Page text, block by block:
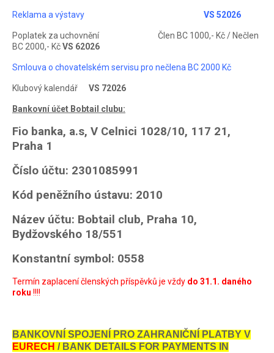
Reklama a výstavy VS 52026
Poplatek za uchovnění Člen BC 1000,- Kč / Nečlen
BC 2000,- KčVS 62026
Smlouva o chovatelském servisu pro nečlena BC 2000 Kč
Klubový kalendář VS 72026
Bankovní účet Bobtail clubu:
Fio banka, a.s, V Celnici 1028/10, 117 21,
Praha 1
Číslo účtu: 2301085991
Kód peněžního ústavu: 2010
Název účtu: Bobtail club, Praha 10,
Bydžovského 18/551
Konstantní symbol: 0558
Termín zaplacení členských příspěvků je vždy do 31.1. daného
roku !!!!
BANKOVNÍ SPOJENÍ PRO ZAHRANIČNÍ PLATBY V
EURECH / BANK DETAILS FOR PAYMENTS IN